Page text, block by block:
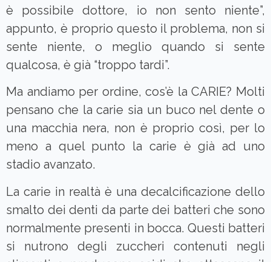
è possibile dottore, io non sento niente”,
appunto, è proprio questo il problema, non si
sente niente, o meglio quando si sente
qualcosa, è già “troppo tardi”.
Ma andiamo per ordine, cos’è la CARIE? Molti
pensano che la carie sia un buco nel dente o
una macchia nera, non è proprio così, per lo
meno a quel punto la carie è già ad uno
stadio avanzato.
La carie in realtà è una decalcificazione dello
smalto dei denti da parte dei batteri che sono
normalmente presenti in bocca. Questi batteri
si nutrono degli zuccheri contenuti negli